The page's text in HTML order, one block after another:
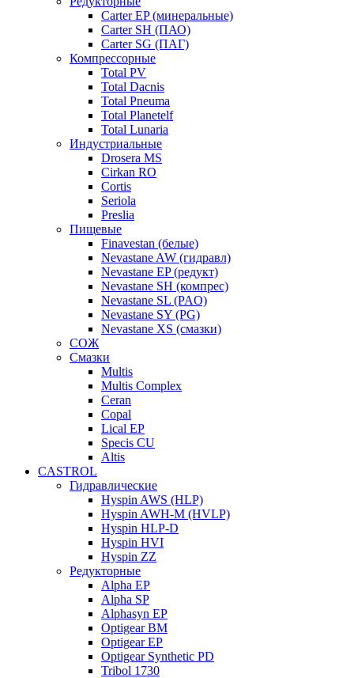
Carter EP (минеральные)
Carter SH (ПАО)
Carter SG (ПАГ)
Компрессорные
Total PV
Total Dacnis
Total Pneuma
Total Planetelf
Total Lunaria
Индустриальные
Drosera MS
Cirkan RO
Cortis
Seriola
Preslia
Пищевые
Finavestan (белые)
Nevastane AW (гидравл)
Nevastane EP (редукт)
Nevastane SH (компрес)
Nevastane SL (PAO)
Nevastane SY (PG)
Nevastane XS (смазки)
СОЖ
Смазки
Multis
Multis Complex
Ceran
Copal
Lical EP
Specis CU
Altis
CASTROL
Гидравлические
Hyspin AWS (HLP)
Hyspin AWH-M (HVLP)
Hyspin HLP-D
Hyspin HVI
Hyspin ZZ
Редукторные
Alpha EP
Alpha SP
Alphasyn EP
Optigear BM
Optigear EP
Optigear Synthetic PD
Tribol 1730